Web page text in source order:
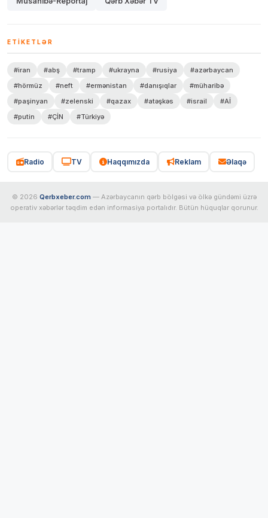
ETIKETLƏR
#iran #abş #tramp #ukrayna #rusiya
#azərbaycan
#hörmüz
#neft #ermənistan #danışıqlar
#müharibə
#paşinyan
#zelenski #qazax #atəşkəs #israil
#Aİ
#putin
#ÇİN #Türkiyə
Radio TV Haqqımızda Reklam Əlaqə
© 2026 Qerbxeber.com — Azərbaycanın qərb bölgəsi və ölkə gündəmi üzrə
operativ xəbərlər təqdim edən informasiya portalıdır. Bütün hüquqlar qorunur.